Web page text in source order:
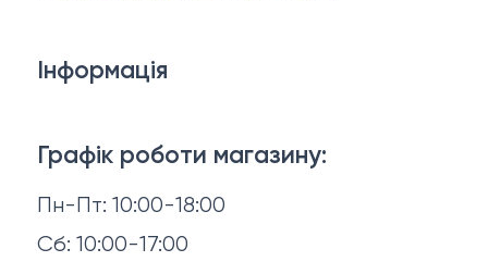
Графік роботи магазину:
Пн-Пт: 10:00-18:00
Сб: 10:00-17:00
Взуття
Головні убори
Інформація
Відгуки